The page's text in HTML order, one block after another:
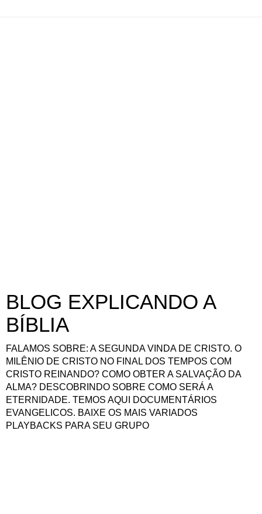
BLOG EXPLICANDO A
BÍBLIA
FALAMOS SOBRE: A SEGUNDA VINDA DE CRISTO. O
MILÊNIO DE CRISTO NO FINAL DOS TEMPOS COM
CRISTO REINANDO? COMO OBTER A SALVAÇÃO DA
ALMA? DESCOBRINDO SOBRE COMO SERÁ A
ETERNIDADE. TEMOS AQUI DOCUMENTÁRIOS
EVANGELICOS. BAIXE OS MAIS VARIADOS
PLAYBACKS PARA SEU GRUPO